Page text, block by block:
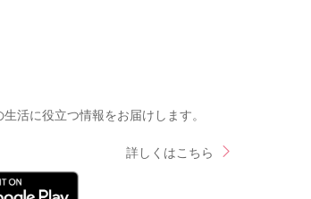
活に役立つ情報をお届けします。
詳しくはこちら